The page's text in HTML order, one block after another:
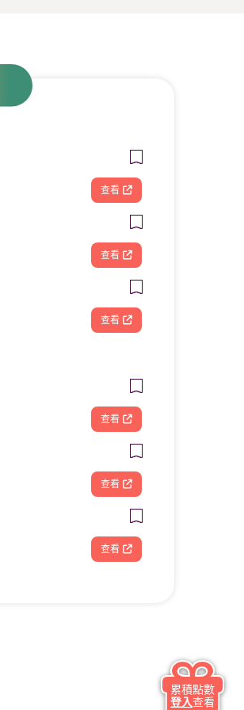
查看
查看
查看
查看
查看
查看
累積點數
登入查看